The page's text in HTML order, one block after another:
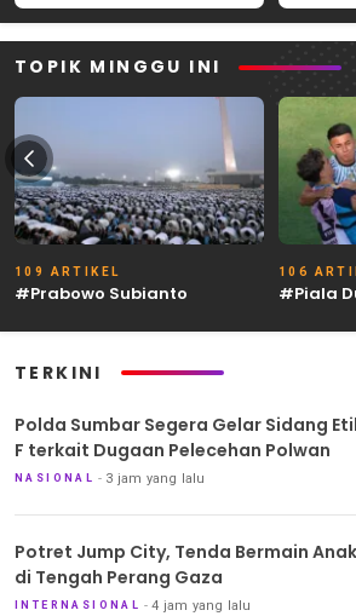
TOPIK MINGGU INI
109 ARTIKEL
#Prabowo Subianto
106
#Piala
TERKINI
Polda Sumbar Segera Gelar Sidang
F terkait Dugaan Pelecehan Polwan
NASIONAL 3 jam yang lalu
Potret Jump City, Tenda Bermain
di Tengah Perang Gaza
INTERNASIONAL 4 jam yang lalu